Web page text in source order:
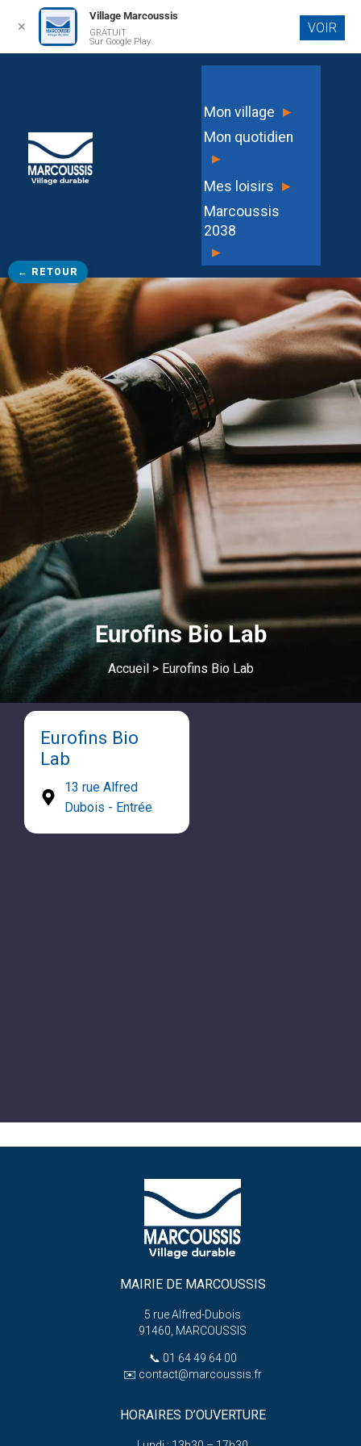
contenu
Mon village ▸
Mon quotidien
▸
Mes loisirs ▸
Marcoussis
2038
▸
Eurofins Bio Lab
Accueil> Eurofins Bio Lab
← RETOUR
Eurofins Bio
Lab
13 rue Alfred
Dubois - Entrée
MAIRIE DE MARCOUSSIS
5 rue Alfred-Dubois
91460, MARCOUSSIS
📞 01 64 49 64 00
✉️ contact@marcoussis.fr
HORAIRES D’OUVERTURE
✕
Village Marcoussis
GRATUIT
Sur Google Play
VOIR